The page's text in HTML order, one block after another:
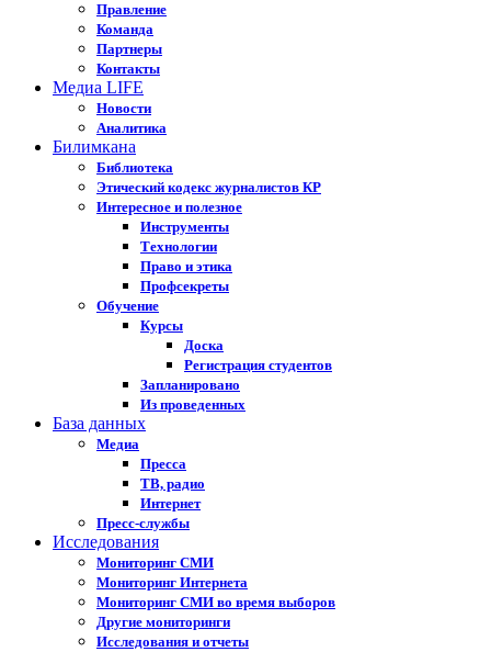
Правление
Команда
Партнеры
Контакты
Медиа LIFE
Новости
Аналитика
Билимкана
Библиотека
Этический кодекс журналистов КР
Интересное и полезное
Инструменты
Технологии
Право и этика
Профсекреты
Обучение
Курсы
Доска
Регистрация студентов
Запланировано
Из проведенных
База данных
Медиа
Пресса
ТВ, радио
Интернет
Пресс-службы
Исследования
Мониторинг СМИ
Мониторинг Интернета
Мониторинг СМИ во время выборов
Другие мониторинги
Исследования и отчеты